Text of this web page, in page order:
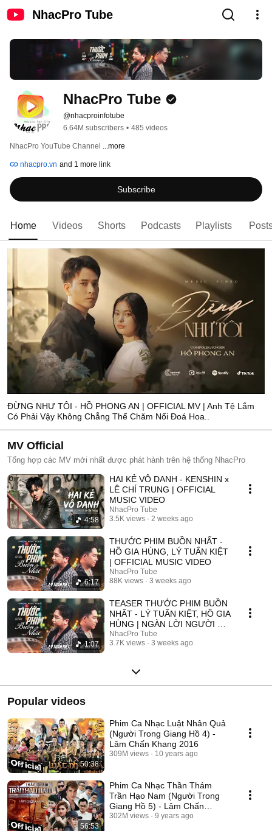
NhacPro Tube
NhacPro Tube
@nhacproinfotube
6.64M subscribers • 485 videos
NhacPro YouTube Channel ...more
nhacpro.vn and 1 more link
Subscribe
Home Videos Shorts Podcasts Playlists
ĐỪNG NHƯ TÔI - HỒ PHONG AN | OFFICIAL MV | Anh Tệ Lắm
Có Phải Vậy Không Chẳng Thể Chăm Nổi Đoá Hoa..
MV Official
Tổng hợp các MV mới nhất được phát hành trên hệ thống NhacPro
4:58
HAI KẺ VÔ DANH - KENSHIN x
LÊ CHÍ TRUNG | OFFICIAL
MUSIC VIDEO
NhacPro Tube
3.5K views
2 weeks ago
6:17
THƯỚC PHIM BUỒN NHẤT -
HỒ GIA HÙNG, LÝ TUẤN KIỆT
| OFFICIAL MUSIC VIDEO
NhacPro Tube
88K views
3 weeks ago
1:07
TEASER THƯỚC PHIM BUỒN
NHẤT - LÝ TUẤN KIỆT, HỒ GIA
HÙNG | NGÀN LỜI NGƯỜI ĐÃ
NÓI KHÔNG SAI ....
NhacPro Tube
3.7K views
3 weeks ago
Popular videos
50:38
Phim Ca Nhạc Luật Nhân Quả
(Người Trong Giang Hồ 4) -
Lâm Chấn Khang 2016
309M views 10 years ago
56:53
Phim Ca Nhạc Thần Thám
Trần Hạo Nam (Người Trong
Giang Hồ 5) - Lâm Chấn
Khang 2017
302M views 9 years ago